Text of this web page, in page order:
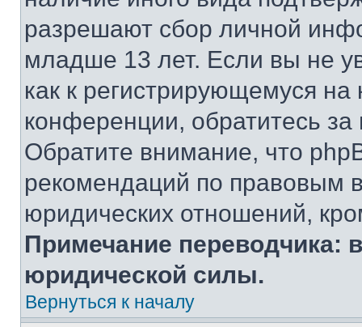
разрешают сбор личной
младше 13 лет. Если вы не
как к регистрирующемуся
конференции, обратитесь
Обратите внимание, что
рекомендаций по правовым
юридических отношений,
Примечание переводчика:
юридической силы.
Вернуться к началу